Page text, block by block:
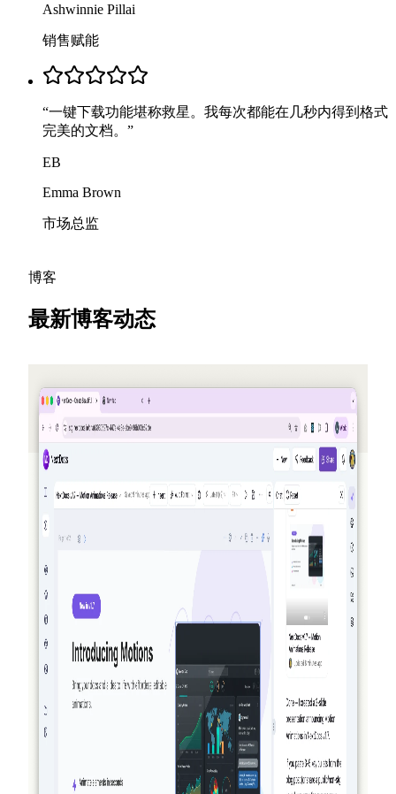
Ashwinnie Pillai
销售赋能
“一键下载功能堪称救星。我每次都能在几秒内得到格式
完美的文档。 ”
EB
Emma Brown
市场总监
博客
最新博客动态
邀请朋友，赚取积分 — NextDocs v1.10
一个全新的推荐计划，在每次有人注册时为你和你的朋
友赚取积分 — 每月最高可达 50 美元。此外还将新增公
开的 Offers 页、面向 Pro+ 与 Ultra 的 Premium 模型，以
及对 AI Memory 的补充回顾。
阅读更多
2026-03-27
真正具备代理性：NextDocs 如何创建、验证
并改进你的文档与演示文稿
NextDocs 不再只是生成并寄希望于结果。到 v1.8 版
本，AI 会创建你的文档、对所生成的内容进行可视化
审查并进行改进——在你看到结果之前就完成整套过
程。没有其他 AI 文档或演示工具能做到这一点。
阅读更多